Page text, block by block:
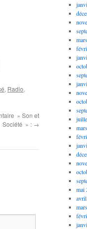
, Radio,
» Son et
Société » : →
mai